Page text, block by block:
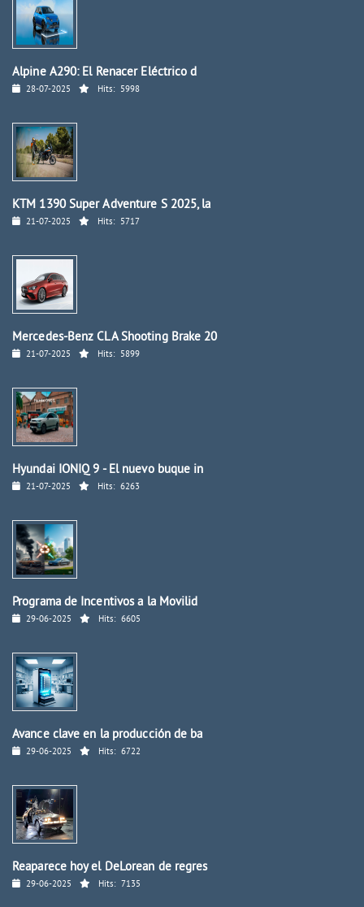
Alpine A290: El Renacer Eléctrico d
28-07-2025 Hits: 5998
KTM 1390 Super Adventure S 2025, la
21-07-2025 Hits: 5717
Mercedes-Benz CLA Shooting Brake 20
21-07-2025 Hits: 5899
Hyundai IONIQ 9 - El nuevo buque in
21-07-2025 Hits: 6263
Programa de Incentivos a la Movilid
29-06-2025 Hits: 6605
Avance clave en la producción de ba
29-06-2025 Hits: 6722
Reaparece hoy el DeLorean de regres
29-06-2025 Hits: 7135